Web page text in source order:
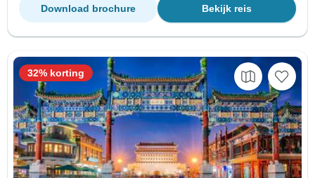
Bekijk reis
Download brochure
32% korting